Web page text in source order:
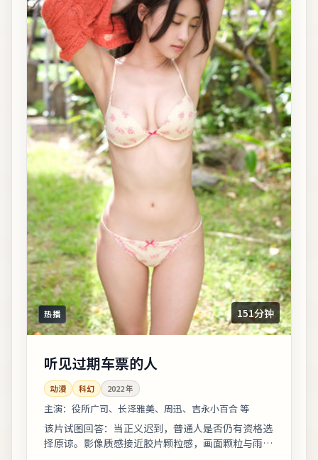
热播 151分钟
听见过期车票的人
动漫 科幻 2022年
主演： 役所广司、长泽雅美、周迅、吉永小百合 等
该片试图回答：当正义迟到，普通人是否仍有资格选
择原谅。影像质感接近胶片颗粒感，画面颗粒与雨景